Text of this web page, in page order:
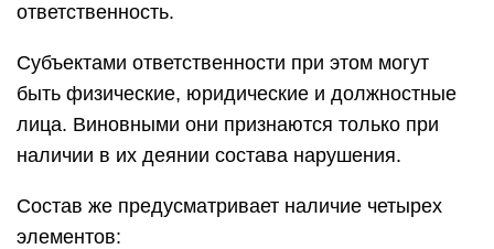
ответственность.
Субъектами ответственности при этом могут
быть физические, юридические и должностные
лица. Виновными они признаются только при
наличии в их деянии состава нарушения.
Состав же предусматривает наличие четырех
элементов: